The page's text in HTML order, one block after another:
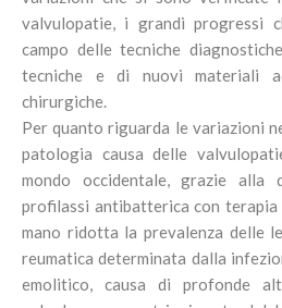
valvulopatie, i grandi progressi
campo delle tecniche
tecniche e di nuovi materiali
chirurgiche.
Per quanto riguarda le variazioni
patologia causa delle
mondo occidentale, grazie alla
profilassi antibatterica con terapia
mano ridotta la prevalenza delle
reumatica determinata dalla
emolitico, causa di profonde